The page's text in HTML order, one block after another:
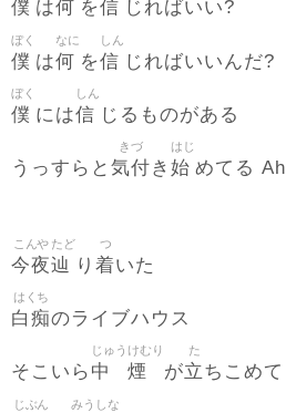
僕 は何 を信 じればいい?
僕
ぼく
は何
なに
を信
しん
じればいいんだ?
僕
ぼく
には信
しん
じるものがある
うっすらと 気付
きづ
き 始
はじ
めてる Ah
今夜
こんや
辿
たど
り 着
つ
いた
白痴
はくち
のライブハウス
そこいら 中
じゅう
煙
けむり
が立
た
ちこめて
じぶん みうしな